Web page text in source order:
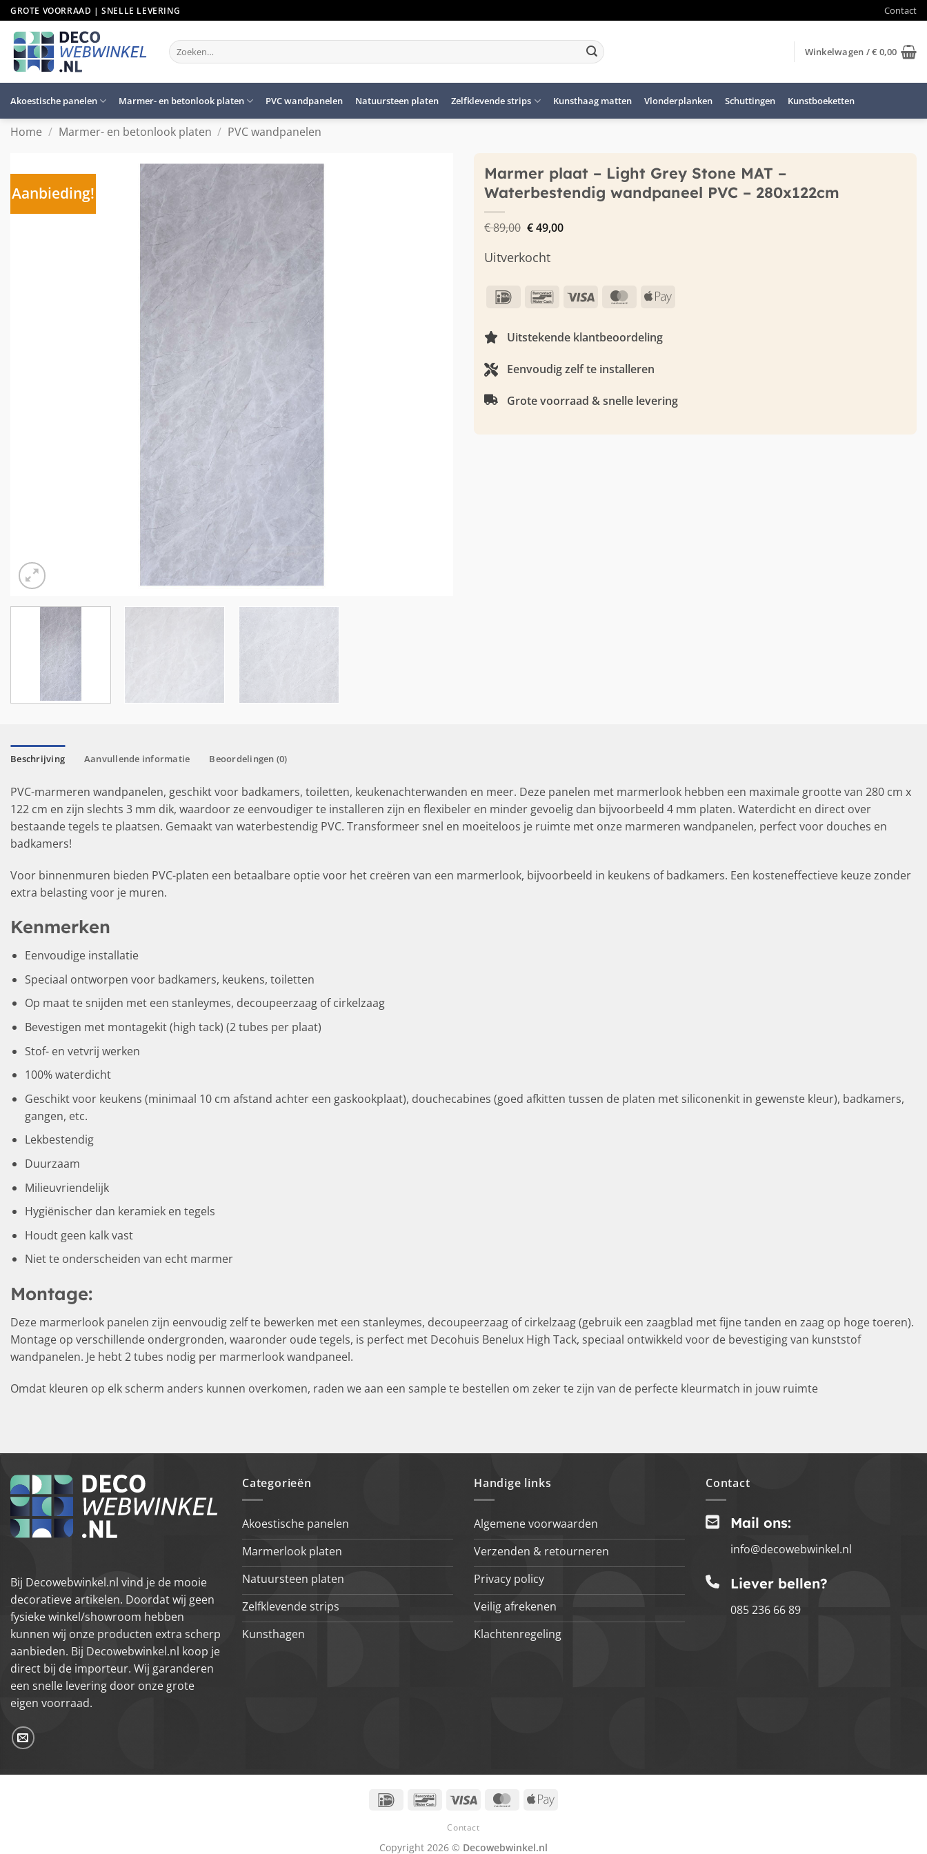
Ga
naar
inhoud
GROTE VOORRAAD | SNELLE LEVERING Contact
Zoeken
naar:
Winkelwagen /€ 0,00
Akoestische panelen Marmer- en betonlook platen PVC wandpanelen Natuursteen platen Zelfklevende strips Kunsthaag matten Vlonderplanken Schuttingen Kunstboeketten
Home / Marmer- en betonlook platen / PVC wandpanelen
Aanbieding!
Marmer plaat – Light Grey Stone MAT –
Waterbestendig wandpaneel PVC – 280x122cm
€89,00 Oorspronkelijke
prijs
was:
€ 89,00.
€49,00Huidige
Uitverkocht
IDeal Bancontact
Visa MasterCard
Apple
Uitstekende klantbeoordeling
Eenvoudig zelf te installeren
Grote voorraad & snelle levering
Beschrijving Aanvullende informatie Beoordelingen (0)
PVC-marmeren wandpanelen, geschikt voor badkamers, toiletten, keukenachterwanden en meer. Deze panelen met marmerlook hebben een maximale grootte van 280 cm x
122 cm en zijn slechts 3 mm dik, waardoor ze eenvoudiger te installeren zijn en flexibeler en minder gevoelig dan bijvoorbeeld 4 mm platen. Waterdicht en direct over
bestaande tegels te plaatsen. Gemaakt van waterbestendig PVC. Transformeer snel en moeiteloos je ruimte met onze marmeren wandpanelen, perfect voor douches en
badkamers!
Voor binnenmuren bieden PVC-platen een betaalbare optie voor het creëren van een marmerlook, bijvoorbeeld in keukens of badkamers. Een kosteneffectieve keuze zonder
extra belasting voor je muren.
Kenmerken
Eenvoudige installatie
Speciaal ontworpen voor badkamers, keukens, toiletten
Op maat te snijden met een stanleymes, decoupeerzaag of cirkelzaag
Bevestigen met montagekit (high tack) (2 tubes per plaat)
Stof- en vetvrij werken
100% waterdicht
Geschikt voor keukens (minimaal 10 cm afstand achter een gaskookplaat), douchecabines (goed afkitten tussen de platen met siliconenkit in gewenste kleur), badkamers,
gangen, etc.
Lekbestendig
Duurzaam
Milieuvriendelijk
Hygiënischer dan keramiek en tegels
Houdt geen kalk vast
Niet te onderscheiden van echt marmer
Montage:
Deze marmerlook panelen zijn eenvoudig zelf te bewerken met een stanleymes, decoupeerzaag of cirkelzaag (gebruik een zaagblad met fijne tanden en zaag op hoge toeren).
Montage op verschillende ondergronden, waaronder oude tegels, is perfect met Decohuis Benelux High Tack, speciaal ontwikkeld voor de bevestiging van kunststof
wandpanelen. Je hebt 2 tubes nodig per marmerlook wandpaneel.
Omdat kleuren op elk scherm anders kunnen overkomen, raden we aan een sample te bestellen om zeker te zijn van de perfecte kleurmatch in jouw ruimte
Bij Decowebwinkel.nl vind je de mooie
decoratieve artikelen. Doordat wij geen
fysieke winkel/showroom hebben
kunnen wij onze producten extra scherp
aanbieden. Bij Decowebwinkel.nl koop je
direct bij de importeur. Wij garanderen
een snelle levering door onze grote
eigen voorraad.
Categorieën
Akoestische panelen
Marmerlook platen
Natuursteen platen
Zelfklevende strips
Kunsthagen
Handige links
Algemene voorwaarden
Verzenden & retourneren
Privacy policy
Veilig afrekenen
Klachtenregeling
Contact
Mail ons:
info@decowebwinkel.nl
Liever bellen?
085 236 66 89
IDeal BancontactVisa MasterCardApple
Contact
Copyright 2026 © Decowebwinkel.nl